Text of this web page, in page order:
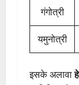
गंगोत्री
यमुनोत्री
इसके अलावा